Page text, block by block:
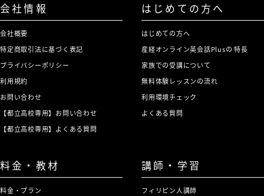
会社情報
会社概要
特定商取引法に基づく表記
プライバシーポリシー
利用規約
お問い合わせ
【都立高校専用】お問い合わせ
【都立高校専用】よくある質問
はじめての方へ
はじめての方へ
産経オンライン英会話Plusの 特長
家族での受講について
無料体験レッスンの流れ
利用環境チェック
よくある質問
料金・教材
料金・プラン
講師・学習
フィリピン人講師